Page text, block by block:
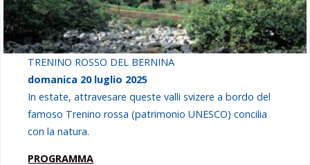
TRENINO ROSSO DEL BERNINA
domanica 20 luglio 2025
In estate, attravesare queste valli svizere a bordo del
famoso Trenino rossa (patrimonio UNESCO) concilia
con la natura.
PROGRAMMA